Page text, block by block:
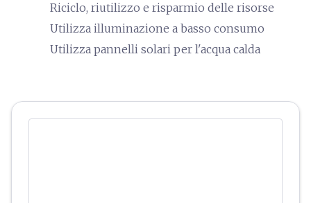
Riciclo, riutilizzo e risparmio delle risorse
Utilizza illuminazione a basso consumo
Utilizza pannelli solari per l'acqua calda